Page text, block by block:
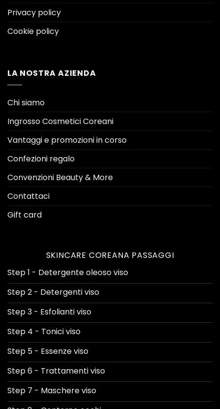
Privacy policy
Cookie policy
LA NOSTRA AZIENDA
Chi siamo
Ingrosso Cosmetici Coreani
Vantaggi e promozioni in corso
Confezioni regalo
Convenzioni Beauty & More
Contattaci
Gift card
SKINCARE COREANA PASSAGGI
Step 1 - Detergente oleoso viso
Step 2 - Detergenti viso
Step 3 - Esfolianti viso
Step 4 - Tonici viso
Step 5 - Essenze viso
Step 6 - Trattamenti viso
Step 7 - Maschere viso